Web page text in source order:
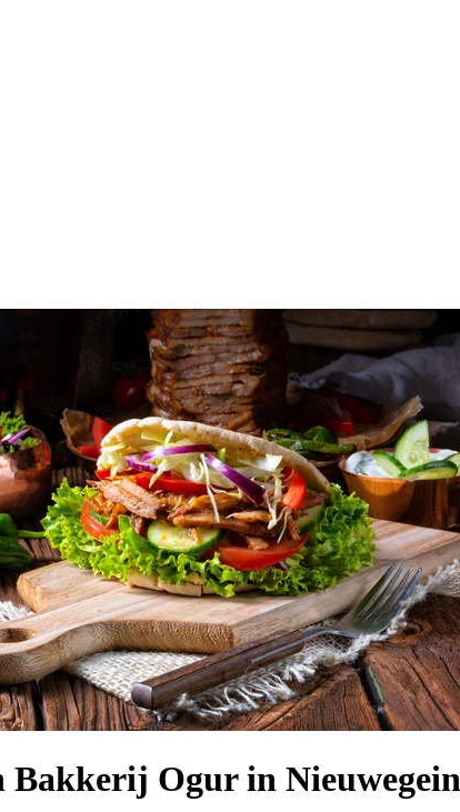
Bakkerij Ogur in